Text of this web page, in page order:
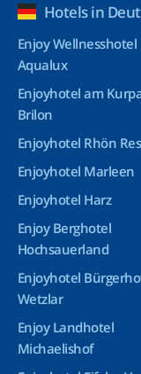
Hotels in
Enjoy Wellnesshotel
Aqualux
Enjoyhotel am
Brilon
Enjoyhotel Rhön
Enjoyhotel Marleen
Enjoyhotel Harz
Enjoy Berghotel
Hochsauerland
Enjoyhotel
Wetzlar
Enjoy Landhotel
Michaelishof